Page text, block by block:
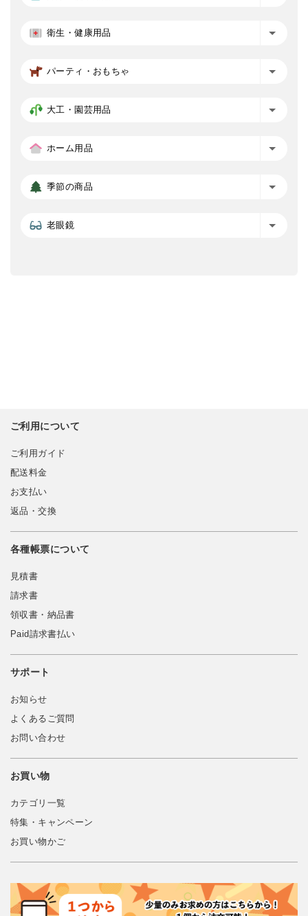
衛生・健康用品
パーティ・おもちゃ
大工・園芸用品
ホーム用品
季節の商品
老眼鏡
ご利用について
ご利用ガイド
配送料金
お支払い
返品・交換
各種帳票について
見積書
請求書
領収書・納品書
Paid請求書払い
サポート
お知らせ
よくあるご質問
お問い合わせ
お買い物
カテゴリ一覧
特集・キャンペーン
お買い物かご